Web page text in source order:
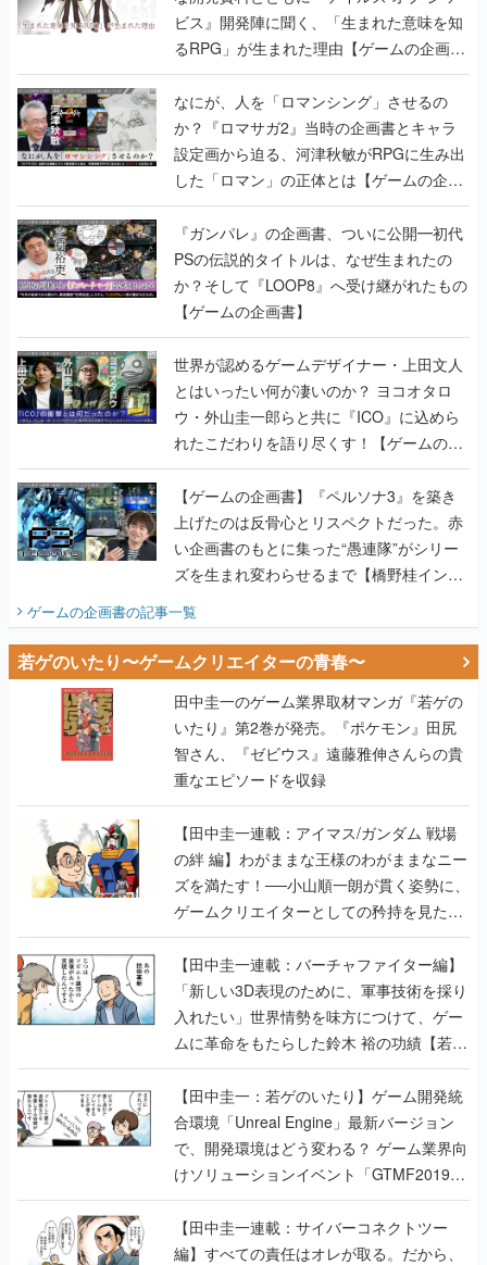
ビス』開発陣に聞く、「生まれた意味を知
るRPG」が生まれた理由【ゲームの企画
書】
なにが、人を「ロマンシング」させるの
か？『ロマサガ2』当時の企画書とキャラ
設定画から迫る、河津秋敏がRPGに生み出
した「ロマン」の正体とは【ゲームの企画
書】
『ガンパレ』の企画書、ついに公開━初代
PSの伝説的タイトルは、なぜ生まれたの
か？そして『LOOP8』へ受け継がれたもの
【ゲームの企画書】
世界が認めるゲームデザイナー・上田文人
とはいったい何が凄いのか？ ヨコオタロ
ウ・外山圭一郎らと共に『ICO』に込めら
れたこだわりを語り尽くす！【ゲームの企
画書】
【ゲームの企画書】『ペルソナ3』を築き
上げたのは反骨心とリスペクトだった。赤
い企画書のもとに集った“愚連隊”がシリー
ズを生まれ変わらせるまで【橋野桂インタ
ゲームの企画書の記事一覧
若ゲのいたり〜ゲームクリエイターの青春〜
田中圭一のゲーム業界取材マンガ『若ゲの
いたり』第2巻が発売。『ポケモン』田尻
智さん、『ゼビウス』遠藤雅伸さんらの貴
重なエピソードを収録
【田中圭一連載：アイマス/ガンダム 戦場
の絆 編】わがままな王様のわがままなニー
ズを満たす！──小山順一朗が貫く姿勢に、
ゲームクリエイターとしての矜持を見た
【若ゲのいたり最終回】
【田中圭一連載：バーチャファイター編】
「新しい3D表現のために、軍事技術を採り
入れたい」世界情勢を味方につけて、ゲー
ムに革命をもたらした鈴木 裕の功績【若ゲ
のいたり】
【田中圭一：若ゲのいたり】ゲーム開発統
合環境「Unreal Engine」最新バージョン
で、開発環境はどう変わる？ ゲーム業界向
けソリューションイベント「GTMF2019」
に行って、より理解を深めよう【PR】
【田中圭一連載：サイバーコネクトツー
編】すべての責任はオレが取る。だから、